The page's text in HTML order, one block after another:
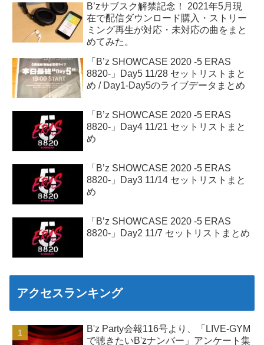
B’zサブスク解禁記念！ 2021年5月現
在で配信ダウンロード購入・ストリー
ミング再生が対応・未対応の曲をまと
めてみた。
「B’z SHOWCASE 2020 -5 ERAS
8820-」Day5 11/28 セットリストまと
め / Day1-Day5のライブデータまとめ
「B’z SHOWCASE 2020 -5 ERAS
8820-」Day4 11/21 セットリストまと
め
「B’z SHOWCASE 2020 -5 ERAS
8820-」Day3 11/14 セットリストまと
め
「B’z SHOWCASE 2020 -5 ERAS
8820-」Day2 11/7 セットリストまとめ
アクセスランキング
B'z Party会報116号より、「LIVE-GYM
で聴きたいB'zナンバー」アンケート集